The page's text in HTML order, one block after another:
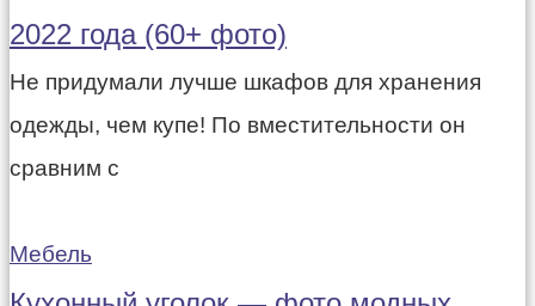
2022 года (60+ фото)
Не придумали лучше шкафов для хранения
одежды, чем купе! По вместительности он
сравним с
Мебель